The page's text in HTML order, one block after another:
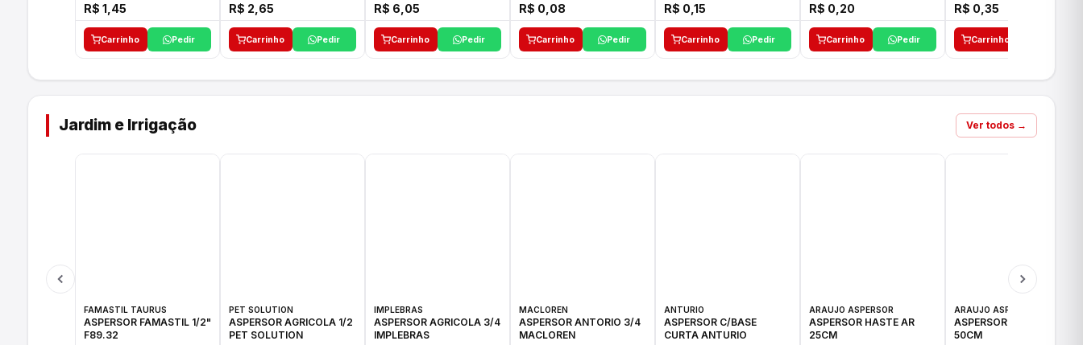
R$ 1,45
Carrinho Pedir
R$ 2,65
Carrinho Pedir
R$ 6,05
Carrinho Pedir
R$ 0,08
Carrinho Pedir
R$ 0,15
Carrinho Pedir
R$ 0,20
Carrinho Pedir
R$ 0,35
Carrinho
Jardim e Irrigação Ver todos →
FAMASTIL TAURUS
ASPERSOR FAMASTIL 1/2"
F89.32
PET SOLUTION
ASPERSOR AGRICOLA 1/2
PET SOLUTION
IMPLEBRAS
ASPERSOR AGRICOLA 3/4
IMPLEBRAS
MACLOREN
ASPERSOR ANTORIO 3/4
MACLOREN
ANTURIO
ASPERSOR C/BASE
CURTA ANTURIO
ARAUJO ASPERSOR
ASPERSOR HASTE AR
25CM
ARAUJO ASPERSOR
ASPERSOR HASTE AR
50CM